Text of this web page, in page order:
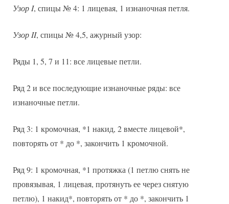
Узор I, спицы № 4: 1 лицевая, 1 изнаночная петля.
Узор II, спицы № 4,5, ажурный узор:
Ряды 1, 5, 7 и 11: все лицевые петли.
Ряд 2 и все последующие изнаночные ряды: все
изнаночные петли.
Ряд 3: 1 кромочная, *1 накид, 2 вместе лицевой*,
повторять от * до *, закончить 1 кромочной.
Ряд 9: 1 кромочная, *1 протяжка (1 петлю снять не
провязывая, 1 лицевая, протянуть ее через снятую
петлю), 1 накид*, повторять от * до *, закончить 1